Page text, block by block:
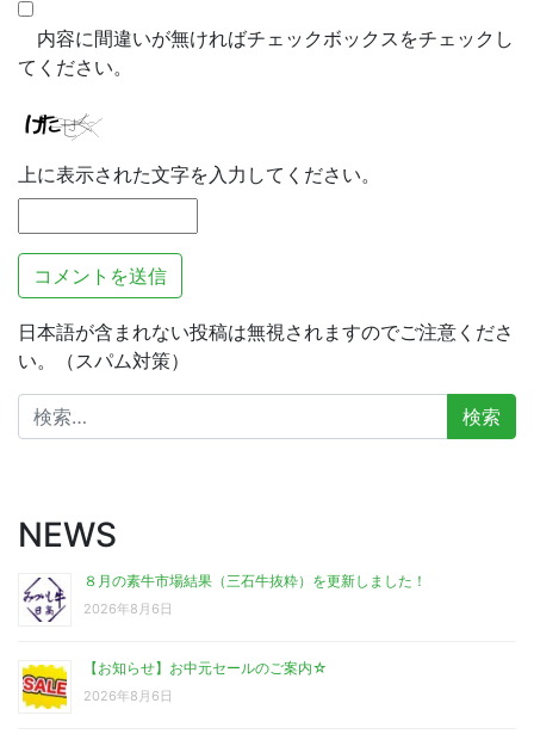
内容に間違いが無ければチェックボックスをチェックし
てください。
上に表示された文字を入力してください。
日本語が含まれない投稿は無視されますのでご注意くださ
い。（スパム対策）
検
索:
NEWS
８月の素牛市場結果（三石牛抜粋）を更新しました！
2026年8月6日
【お知らせ】お中元セールのご案内☆
2026年8月6日